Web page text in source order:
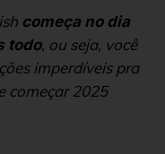
começa no dia
todo, ou seja, você
imperdíveis pra
começar 2025